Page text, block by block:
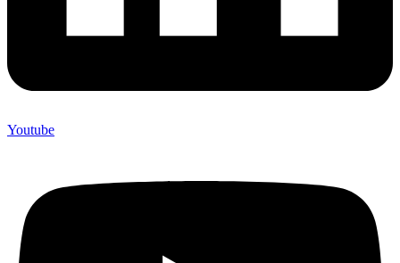
Youtube